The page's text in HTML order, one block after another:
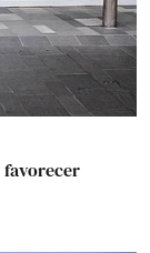
favorecer